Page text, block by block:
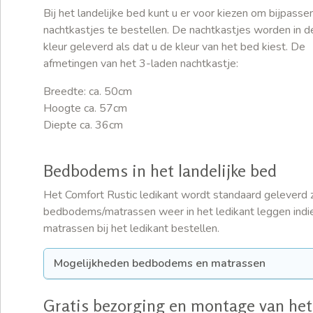
Bij het landelijke bed kunt u er voor kiezen om
nachtkastjes te bestellen. De nachtkastjes worden in
kleur geleverd als dat u de kleur van het bed kiest. De
afmetingen van het 3-laden nachtkastje:
Breedte: ca. 50cm
Hoogte ca. 57cm
Diepte ca. 36cm
Bedbodems in het landelijke bed
Het Comfort Rustic ledikant wordt standaard
bedbodems/matrassen weer in het ledikant leggen
matrassen bij het ledikant bestellen.
Mogelijkheden bedbodems en matrassen
Gratis bezorging en montage van